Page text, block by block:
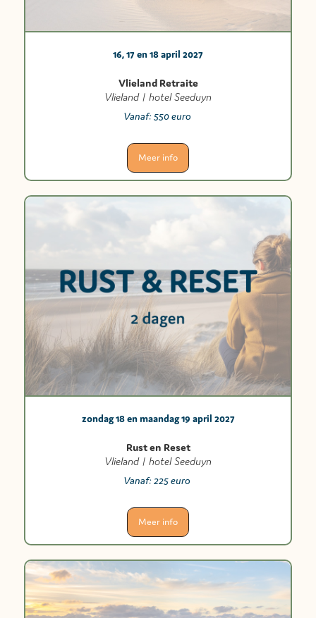
16, 17 en 18 april 2027
Vlieland Retraite
Vlieland | hotel Seeduyn
Vanaf: 550 euro
Meer info
zondag 18 en maandag 19 april 2027
Rust en Reset
Vlieland | hotel Seeduyn
Vanaf:225 euro
Meer info